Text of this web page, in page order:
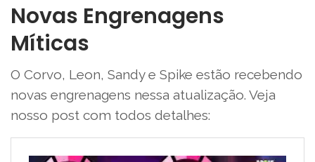
Novas Engrenagens
Míticas
O Corvo, Leon, Sandy e Spike estão recebendo
novas engrenagens nessa atualização. Veja
nosso post com todos detalhes: